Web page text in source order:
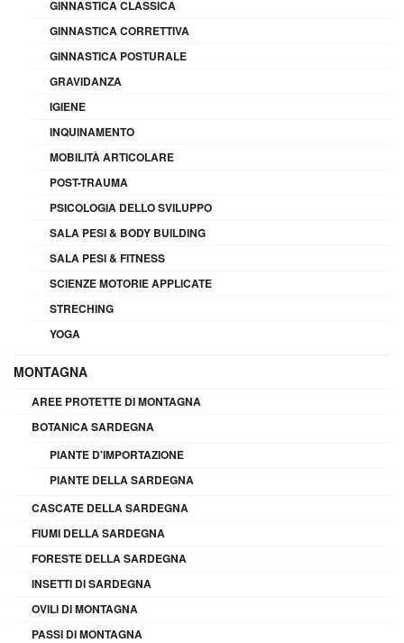
GINNASTICA CLASSICA
GINNASTICA CORRETTIVA
GINNASTICA POSTURALE
GRAVIDANZA
IGIENE
INQUINAMENTO
MOBILITÀ ARTICOLARE
POST-TRAUMA
PSICOLOGIA DELLO SVILUPPO
SALA PESI & BODY BUILDING
SALA PESI & FITNESS
SCIENZE MOTORIE APPLICATE
STRECHING
YOGA
MONTAGNA
AREE PROTETTE DI MONTAGNA
BOTANICA SARDEGNA
PIANTE D'IMPORTAZIONE
PIANTE DELLA SARDEGNA
CASCATE DELLA SARDEGNA
FIUMI DELLA SARDEGNA
FORESTE DELLA SARDEGNA
INSETTI DI SARDEGNA
OVILI DI MONTAGNA
PASSI DI MONTAGNA